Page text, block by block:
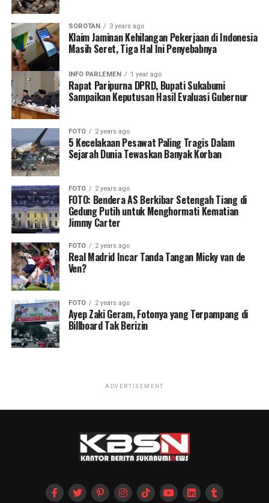
SOROTAN 3 years ago
Klaim Jaminan Kehilangan Pekerjaan di Indonesia
Masih Seret, Tiga Hal Ini Penyebabnya
INFO PARLEMEN 1 year ago
Rapat Paripurna DPRD, Bupati Sukabumi
Sampaikan Keputusan Hasil Evaluasi Gubernur
FOTO 2 years ago
5 Kecelakaan Pesawat Paling Tragis Dalam
Sejarah Dunia Tewaskan Banyak Korban
FOTO 2 years ago
FOTO: Bendera AS Berkibar Setengah Tiang di
Gedung Putih untuk Menghormati Kematian
Jimmy Carter
FOTO 2 years ago
Real Madrid Incar Tanda Tangan Micky van de
Ven?
FOTO 2 years ago
Ayep Zaki Geram, Fotonya yang Terpampang di
Billboard Tak Berizin
ADVERTISEMENT